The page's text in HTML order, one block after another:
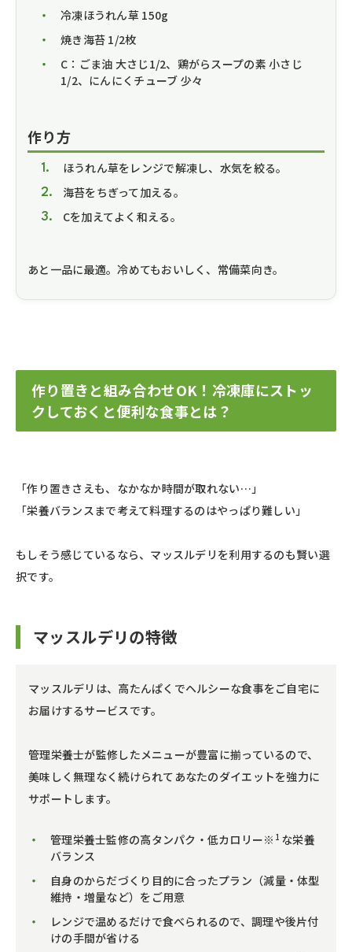
冷凍ほうれん草 150g
焼き海苔 1/2枚
C：ごま油 大さじ1/2、鶏がらスープの素 小さじ
1/2、にんにくチューブ 少々
作り方
ほうれん草をレンジで解凍し、水気を絞る。
海苔をちぎって加える。
Cを加えてよく和える。
あと一品に最適。冷めてもおいしく、常備菜向き。
作り置きと組み合わせOK！冷凍庫にストッ
クしておくと便利な食事とは？
「作り置きさえも、なかなか時間が取れない…」
「栄養バランスまで考えて料理するのはやっぱり難しい」
もしそう感じているなら、マッスルデリを利用するのも賢い選
択です。
マッスルデリの特徴
マッスルデリは、高たんぱくでヘルシーな食事をご自宅に
お届けするサービスです。
管理栄養士が監修したメニューが豊富に揃っているので、
美味しく無理なく続けられてあなたのダイエットを強力に
サポートします。
管理栄養士監修の高タンパク・低カロリー※ 1 な栄養
バランス
自身のからだづくり目的に合ったプラン（減量・体型
維持・増量など）をご用意
レンジで温めるだけで食べられるので、調理や後片付
けの手間が省ける